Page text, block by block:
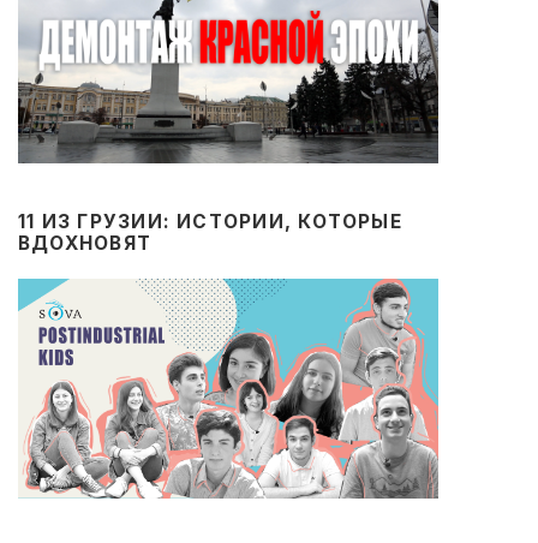
11 ИЗ ГРУЗИИ: ИСТОРИИ, КОТОРЫЕ
ВДОХНОВЯТ